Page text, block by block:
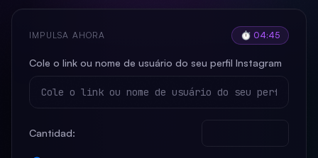
IMPULSA AHORA ⏱ 04:41
Cole o link ou nome de usuário do seu perfil Instagram
Cantidad: